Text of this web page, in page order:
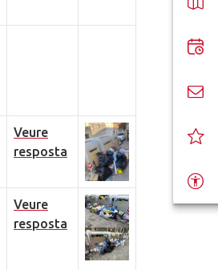
Veure
resposta
Veure
resposta